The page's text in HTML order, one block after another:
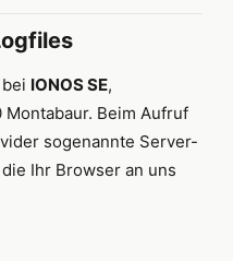
IONOS SE,
Beim Aufruf
sogenannte Server-
Ihr Browser an uns